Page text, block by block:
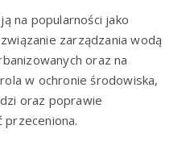
na popularności jako
zarządzania wodą
oraz na
w ochronie środowiska,
oraz poprawie
przeceniona.